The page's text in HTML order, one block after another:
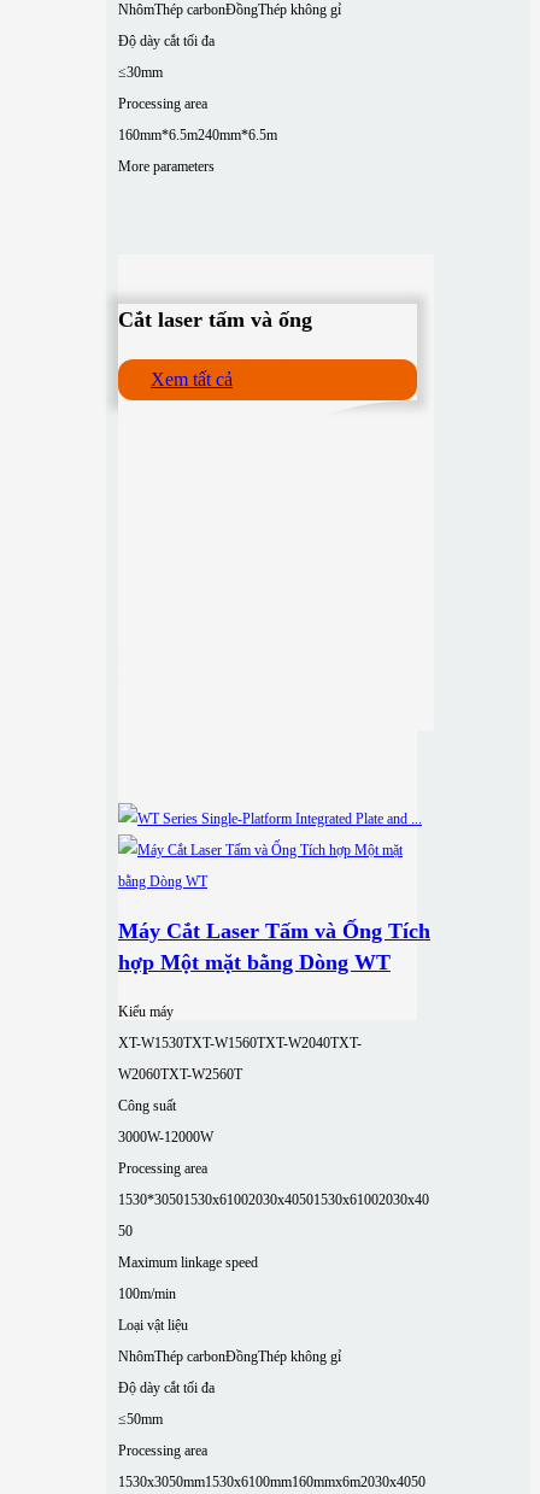
NhômThép carbonĐồngThép không gỉ
Độ dày cắt tối đa
≤30mm
Processing area
160mm*6.5m240mm*6.5m
More parameters
Cắt laser tấm và ống
Xem tất cả
Máy Cắt Laser Tấm và Ống Tích
hợp Một mặt bằng Dòng WT
Kiểu máy
XT-W1530TXT-W1560TXT-W2040TXT-
W2060TXT-W2560T
Công suất
3000W-12000W
Processing area
1530*30501530x61002030x40501530x61002030x40
50
Maximum linkage speed
100m/min
Loại vật liệu
NhômThép carbonĐồngThép không gỉ
Độ dày cắt tối đa
≤50mm
Processing area
1530x3050mm1530x6100mm160mmx6m2030x4050